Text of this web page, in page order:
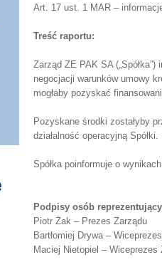
Art. 17 ust. 1 MAR –
Treść raportu:
Zarząd ZE PAK SA
negocjacji warunków umowy
mogłaby pozyskać
Pozyskane środki zostałyby
działalność operacyjną Spółki.
Spółka poinformuje o
Podpisy osób
Piotr Żak – Prezes Zarządu
Bartłomiej Drywa –
Maciej Nietopiel – Wiceprezes